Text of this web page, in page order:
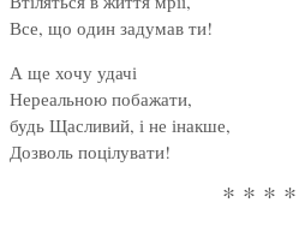
Все, що один задумав ти!
А ще хочу удачі
Нереальною побажати,
будь Щасливий, і не інакше,
Дозволь поцілувати!
* * *